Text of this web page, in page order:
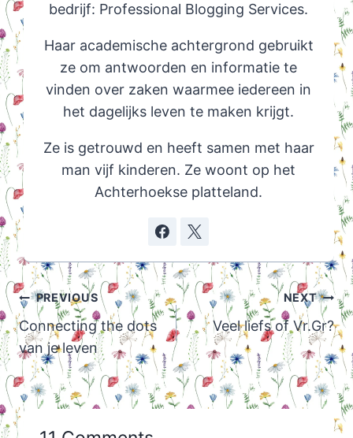
bedrijf: Professional Blogging Services.
Haar academische achtergrond gebruikt
ze om antwoorden en informatie te
vinden over zaken waarmee iedereen in
het dagelijks leven te maken krijgt.
Ze is getrouwd en heeft samen met haar
man vijf kinderen. Ze woont op het
Achterhoekse platteland.
Post
navigation
PREVIOUS
Connecting the dots
van je leven
NEXT
Veel liefs of Vr.Gr?